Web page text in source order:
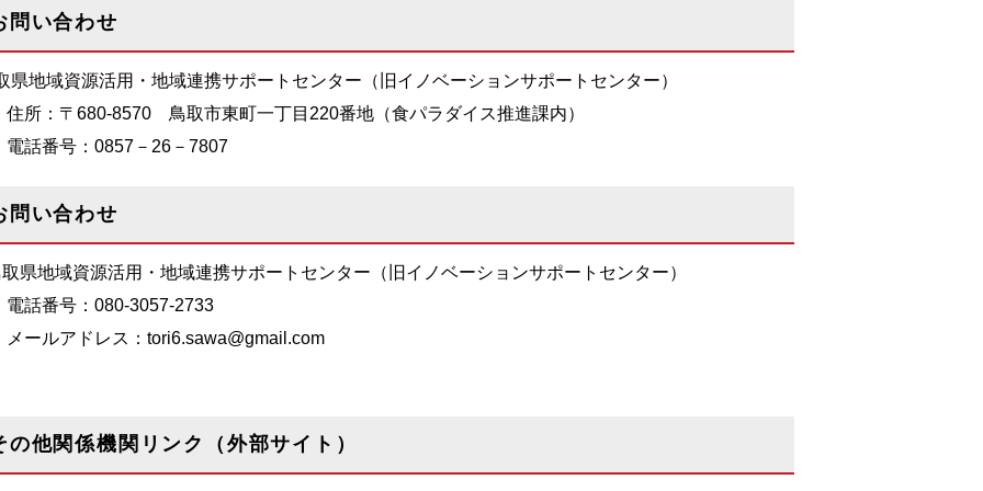
問い合わせ
県地域資源活用・地域連携サポートセンター（旧イノベーションサポートセンター）
住所：〒680-8570 鳥取市東町一丁目220番地（食パラダイス推進課内）
電話番号：0857－26－7807
問い合わせ
県地域資源活用・地域連携サポートセンター（旧イノベーションサポートセンター）
電話番号：080-3057-2733
メールアドレス：tori6.sawa@gmail.com
の他関係機関リンク（外部サイト）